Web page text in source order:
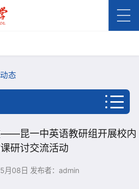
态
昆一中英语教研组开展校内
研讨交流活动
月08日 发布者：admin